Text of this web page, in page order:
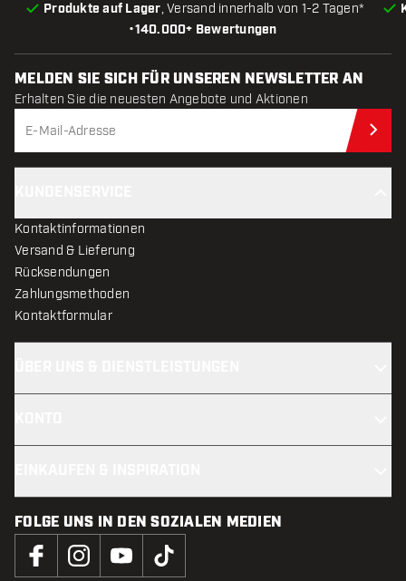
•140.000+ Bewertungen
Produkte auf Lager, Versand innerhalb von 1-2 Tagen*
MELDEN SIE SICH FÜR UNSEREN NEWSLETTER AN
Erhalten Sie die neuesten Angebote und Aktionen
Kontaktinformationen
Versand & Lieferung
Rücksendungen
Zahlungsmethoden
Kontaktformular
FOLGE UNS IN DEN SOZIALEN MEDIEN